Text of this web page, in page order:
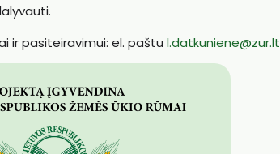
ir pasiteiravimui: el. paštu l.datkuniene@zur.lt